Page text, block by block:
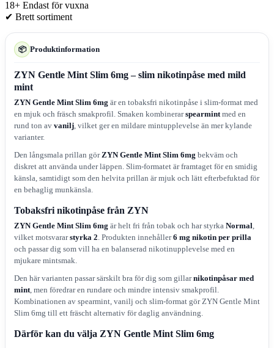
18+ Endast för vuxna
✔ Brett sortiment
📦 Produktinformation
ZYN Gentle Mint Slim 6mg – slim nikotinpåse med mild
mint
ZYN Gentle Mint Slim 6mg är en tobaksfri nikotinpåse i slim-format med
en mjuk och fräsch smakprofil. Smaken kombinerarspearmint med en
rund ton av vanilj , vilket ger en mildare mintupplevelse än mer kylande
varianter.
Den långsmala prillan gör ZYN Gentle Mint Slim 6mg bekväm och
diskret att använda under läppen. Slim-formatet är framtaget för en smidig
känsla, samtidigt som den helvita prillan är mjuk och lätt efterbefuktad för
en behaglig munkänsla.
Tobaksfri nikotinpåse från ZYN
ZYN Gentle Mint Slim 6mg är helt fri från tobak och har styrka Normal
vilket motsvararstyrka 2 . Produkten innehåller6 mg nikotin per prilla
och passar dig som vill ha en balanserad nikotinupplevelse med en
mjukare mintsmak.
Den här varianten passar särskilt bra för dig som gillarnikotinpåsar med
mint , men föredrar en rundare och mindre intensiv smakprofil.
Kombinationen av spearmint, vanilj och slim-format gör ZYN Gentle Mint
Slim 6mg till ett fräscht alternativ för daglig användning.
Därför kan du välja ZYN Gentle Mint Slim 6mg